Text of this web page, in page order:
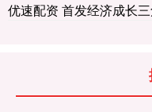
优速配资 首发经济成长